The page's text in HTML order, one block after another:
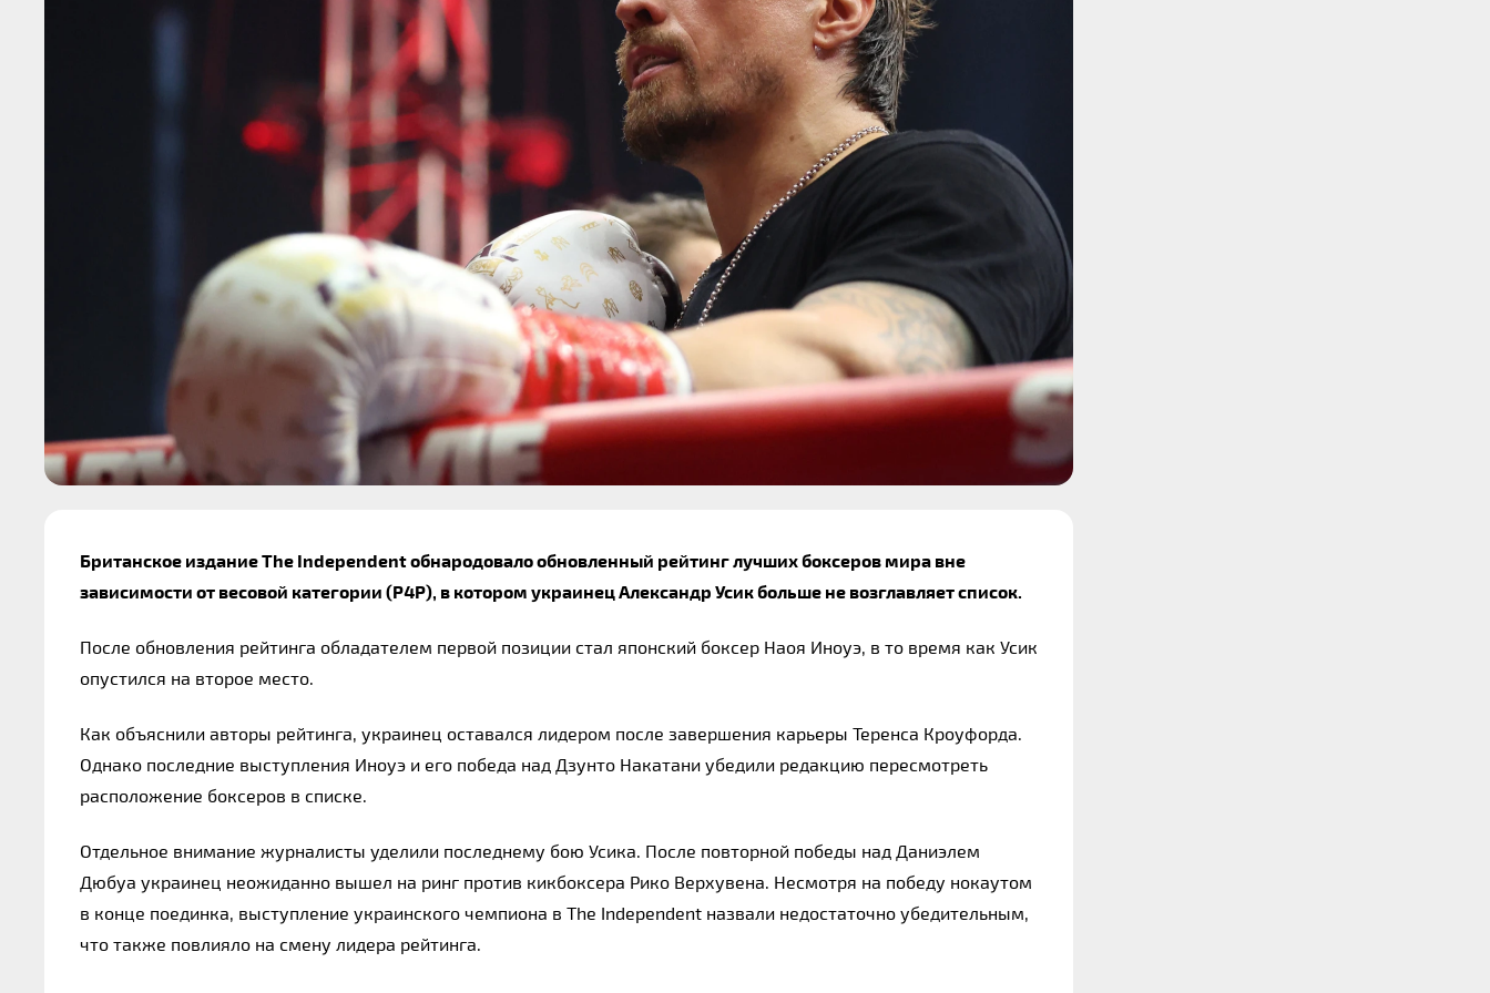
Британское издание The Independent обнародовало обновленный рейтинг лучших боксеров мира вне
зависимости от весовой категории (P4P), в котором украинец Александр Усик больше не возглавляет список.
После обновления рейтинга обладателем первой позиции стал японский боксер Наоя Иноуэ, в то время как Усик
опустился на второе место.
Как объяснили авторы рейтинга, украинец оставался лидером после завершения карьеры Теренса Кроуфорда.
Однако последние выступления Иноуэ и его победа над Дзунто Накатани убедили редакцию пересмотреть
расположение боксеров в списке.
Отдельное внимание журналисты уделили последнему бою Усика. После повторной победы над Даниэлем
Дюбуа украинец неожиданно вышел на ринг против кикбоксера Рико Верхувена. Несмотря на победу нокаутом
в конце поединка, выступление украинского чемпиона в The Independent назвали недостаточно убедительным,
что также повлияло на смену лидера рейтинга.